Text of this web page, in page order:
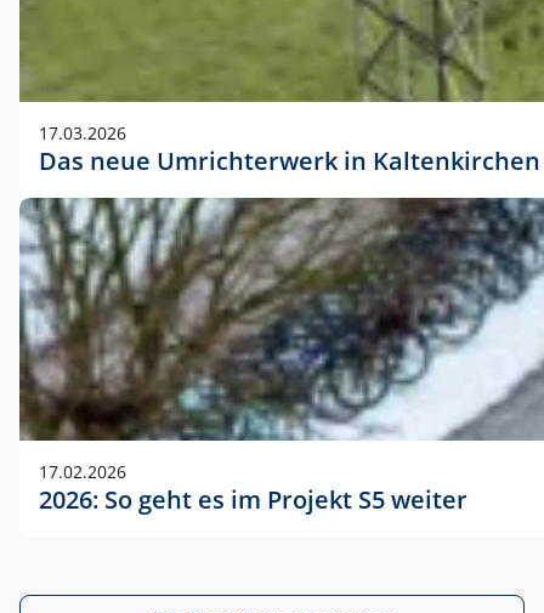
17.03.2026
Das neue Umrichterwerk in Kaltenkirchen
17.02.2026
2026: So geht es im Projekt S5 weiter